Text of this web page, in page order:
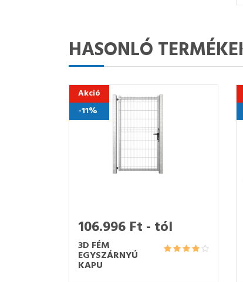
HASONLÓ
Akció
-11%
106.996 Ft - tól
3D FÉM
EGYSZÁRNYÚ
KAPU